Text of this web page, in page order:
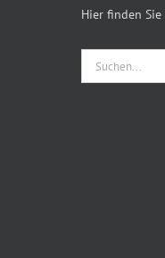
Hier finden
nach: